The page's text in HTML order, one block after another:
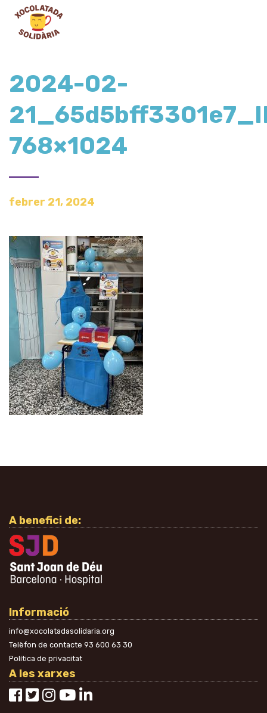
2024-02-
768×1024
febrer 21, 2024
A benefici de:
Informació
info@xocolatadasolidaria.org
Telèfon de contacte 93 600 63 30
Política de privacitat
A les xarxes